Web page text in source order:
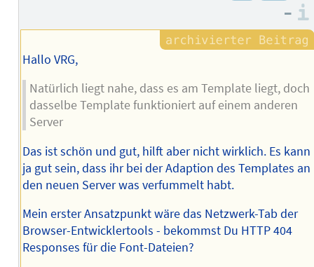
–
Hallo VRG,
Natürlich liegt nahe, dass es am Template liegt, doch
dasselbe Template funktioniert auf einem anderen
Server
Das ist schön und gut, hilft aber nicht wirklich. Es kann
ja gut sein, dass ihr bei der Adaption des Templates an
den neuen Server was verfummelt habt.
Mein erster Ansatzpunkt wäre das Netzwerk-Tab der
Browser-Entwicklertools - bekommst Du HTTP 404
Responses für die Font-Dateien?